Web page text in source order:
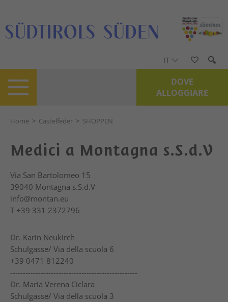
IT
DOVE
ALLOGGIARE
Home > Castelfeder > SHOPPEN
Medici a Montagna s.S.d.V
Via San Bartolomeo 15
39040 Montagna s.S.d.V
info@montan.eu
T +39 331 2372796
Dr. Karin Neukirch
Schulgasse/ Via della scuola 6
+39 0471 812240
--------------------------------------------------
Dr. Maria Verena Ciclara
Schulgasse/ Via della scuola 3